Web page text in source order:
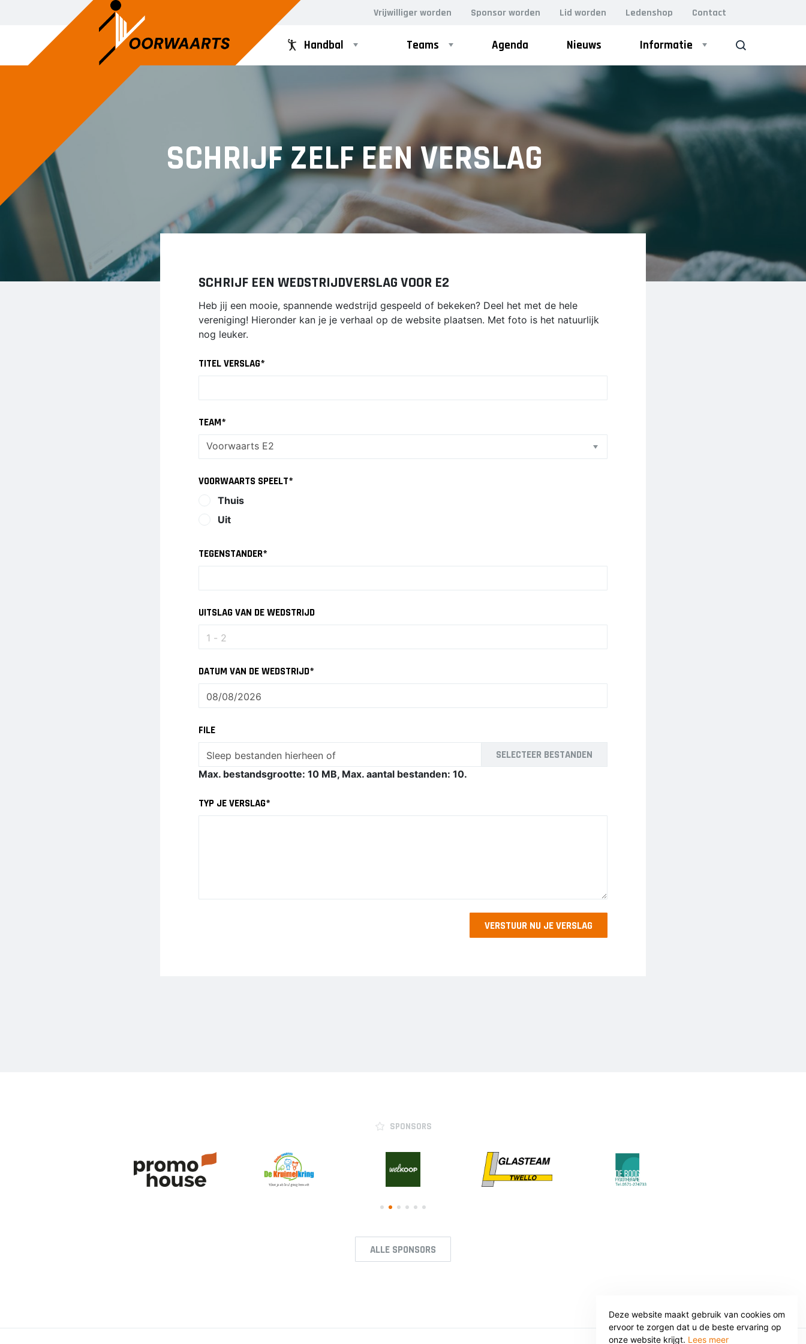
Deze website maakt gebruik van cookies om
ervoor te zorgen dat u de beste ervaring op
onze website krijgt. Lees meer
Vrijwilliger worden Sponsor worden Lid worden Ledenshop Contact
Handbal Teams
DAMES
Dames 1
B1
C1
E3
F1
F2
RECREANTEN
Dames Midweek 1
Dames Midweek 2
Agenda Nieuws Informatie
ZOEK
SCHRIJF ZELF EEN VERSLAG
SCHRIJF EEN WEDSTRIJDVERSLAG VOOR E2
Heb jij een mooie, spannende wedstrijd gespeeld of bekeken? Deel het met de hele
vereniging! Hieronder kan je je verhaal op de website plaatsen. Met foto is het natuurlijk
nog leuker.
TITEL VERSLAG*
TEAM*
VOORWAARTS SPEELT*
Thuis
Uit
TEGENSTANDER*
UITSLAG VAN DE WEDSTRIJD
DATUM VAN DE WEDSTRIJD*
FILE
Sleep bestanden hierheen of SELECTEER BESTANDEN
Max. bestandsgrootte: 10 MB, Max. aantal bestanden: 10.
TYP JE VERSLAG*
SPONSORS
ALLE SPONSORS